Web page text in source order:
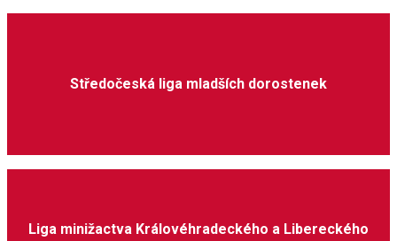
Středočeská liga mladších dorostenek
Liga minižactva Královéhradeckého a Libereckého